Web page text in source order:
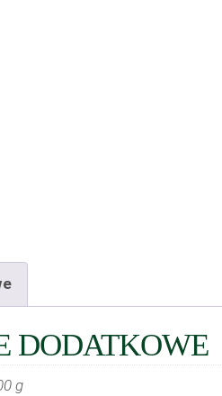
DODATKOWE
g